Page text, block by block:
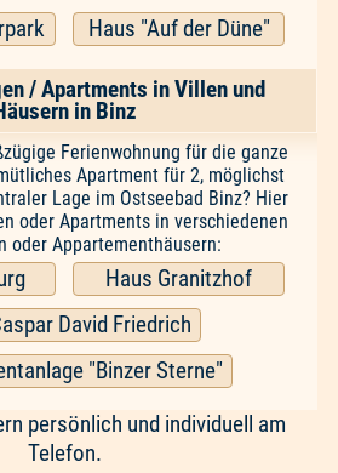
Haus "Auf der Düne"
/ Apartments in Villen und
in Binz
Ferienwohnung für die ganze
Apartment für 2, möglichst
Lage im Ostseebad Binz? Hier
oder Apartments in verschiedenen
oder Appartementhäusern:
Haus Granitzhof
David Friedrich
"Binzer Sterne"
persönlich und individuell am
Telefon.